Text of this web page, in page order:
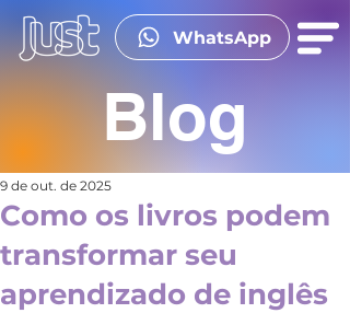
WhatsApp
Blog
Como os livros podem
transformar seu
aprendizado de inglês
9 de out. de 2025